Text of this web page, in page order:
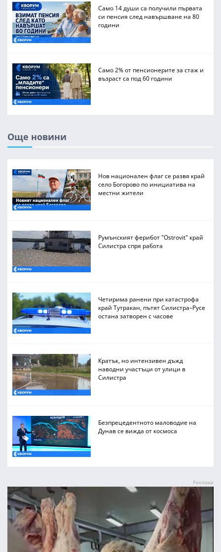
Само 14 души са получили първата
си пенсия след навършване на 80
години
Само 2% от пенсионерите за стаж и
възраст са под 60 години
Още новини
Нов национален флаг се развя край
село Богорово по инициатива на
местни жители
Румънският ферибот "Ostrovit" край
Силистра спря работа
Четирима ранени при катастрофа
край Тутракан, пътят Силистра–Русе
остана затворен с часове
Кратък, но интензивен дъжд
наводни участъци от улици в
Силистра
Безпрецедентното маловодие на
Дунав се вижда от космоса